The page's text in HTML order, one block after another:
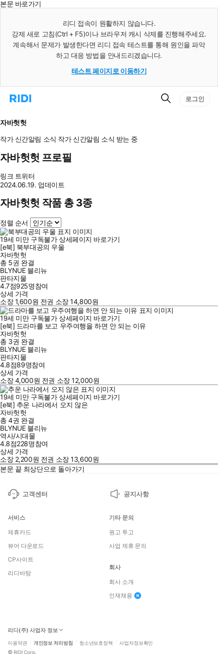
본문 바로가기
리디 접속이 원활하지 않습니다.
강제 새로 고침(Ctrl + F5)이나 브라우저 캐시 삭제를 진행해주세요.
계속해서 문제가 발생한다면 리디 접속 테스트를 통해 원인을 파악
하고 대응 방법을 안내드리겠습니다.
테스트 페이지로 이동하기
리
으
로
이
동
검
로그인
자바헛헛
작가 신간알림 소식 작가 신간알림 소식 받는 중
자바헛헛 프로필
링크 트위터
2024.06.19. 업데이트
자바헛헛 작품 총 3종
정렬 순서
19세 미만 구독불가 상세페이지 바로가기
[e북] 북부대공의 우울
자바헛헛
총 5권 완결
BLYNUE 블리뉴
판타지물
4.7점925명참여
상세 가격
소장1,600원 전권 소장14,800원
19세 미만 구독불가 상세페이지 바로가기
[e북] 드라마를 보고 우주여행을 하면 안 되는 이유
자바헛헛
총 3권 완결
BLYNUE 블리뉴
판타지물
4.8점89명참여
상세 가격
소장4,000원 전권 소장12,000원
19세 미만 구독불가 상세페이지 바로가기
[e북] 추운 나라에서 오지 않은
자바헛헛
총 4권 완결
BLYNUE 블리뉴
역사/시대물
4.8점228명참여
상세 가격
소장 2,200원 전권 소장13,600원
본문 끝 최상단으로 돌아가기
고객센터 공지사항
서비스
제휴카드
뷰어 다운로드
CP사이트
리디바탕
기타 문의
원고 투고
사업 제휴 문의
회사
회사 소개
인재채용
리디(주) 사업자 정보
이용약관 개인정보 처리방침 청소년보호정책 사업자정보확인
© RIDI Corp.